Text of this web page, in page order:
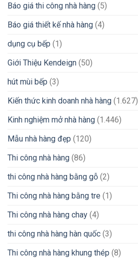
Báo giá thi công nhà hàng (5)
Báo giá thiết kế nhà hàng (4)
dụng cụ bếp (1)
Giới Thiệu Kendeign (50)
hút mùi bếp (3)
Kiến thức kinh doanh nhà hàng (1.627)
Kinh nghiệm mở nhà hàng (1.446)
Mẫu nhà hàng đẹp (120)
Thi công nhà hàng (86)
thi công nhà hàng bằng gỗ (2)
Thi công nhà hàng bằng tre (1)
Thi công nhà hàng chay (4)
thi công nhà hàng hàn quốc (3)
Thi công nhà hàng khung thép (8)